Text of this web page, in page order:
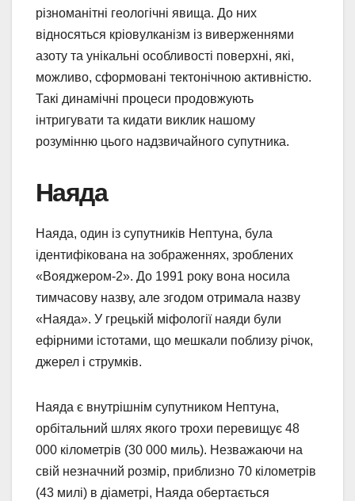
різноманітні геологічні явища. До них
відносяться кріовулканізм із виверженнями
азоту та унікальні особливості поверхні, які,
можливо, сформовані тектонічною активністю.
Такі динамічні процеси продовжують
інтригувати та кидати виклик нашому
розумінню цього надзвичайного супутника.
Наяда
Наяда, один із супутників Нептуна, була
ідентифікована на зображеннях, зроблених
«Вояджером-2». До 1991 року вона носила
тимчасову назву, але згодом отримала назву
«Наяда». У грецькій міфології наяди були
ефірними істотами, що мешкали поблизу річок,
джерел і струмків.
Наяда є внутрішнім супутником Нептуна,
орбітальний шлях якого трохи перевищує 48
000 кілометрів (30 000 миль). Незважаючи на
свій незначний розмір, приблизно 70 кілометрів
(43 милі) в діаметрі, Наяда обертається